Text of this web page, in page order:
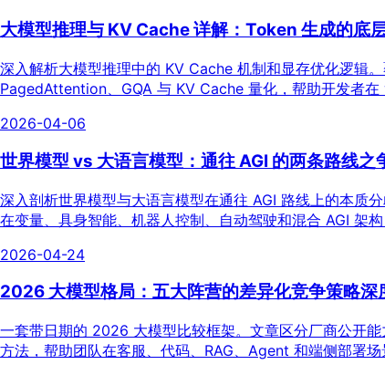
大模型推理与 KV Cache 详解：Token 生成的底
深入解析大模型推理中的 KV Cache 机制和显存优化逻辑
PagedAttention、GQA 与 KV Cache 量化，帮助开发者在
2026-04-06
世界模型 vs 大语言模型：通往 AGI 的两条路线之
深入剖析世界模型与大语言模型在通往 AGI 路线上的本质
在变量、具身智能、机器人控制、自动驾驶和混合 AGI 架
2026-04-24
2026 大模型格局：五大阵营的差异化竞争策略深
一套带日期的 2026 大模型比较框架。文章区分厂商公开
方法，帮助团队在客服、代码、RAG、Agent 和端侧部署